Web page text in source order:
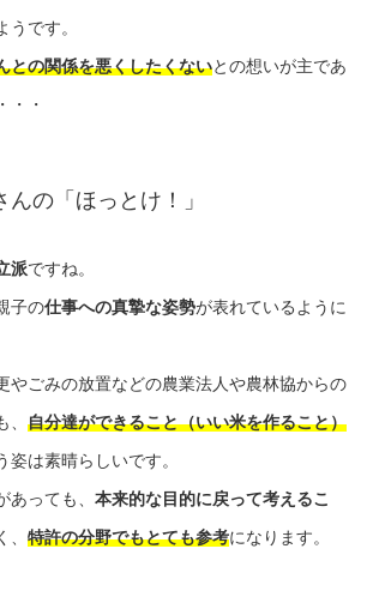
うです。
との関係を悪くしたくないとの想いが主であ
・・
んの「ほっとけ！」
派ですね。
子の仕事への真摯な姿勢が表れているように
やごみの放置などの農業法人や農林協からの
自分達ができること（いい米を作ること）
姿は素晴らしいです。
っても、 本来的な目的に戻って考えるこ
特許の分野でもとても参考になります。